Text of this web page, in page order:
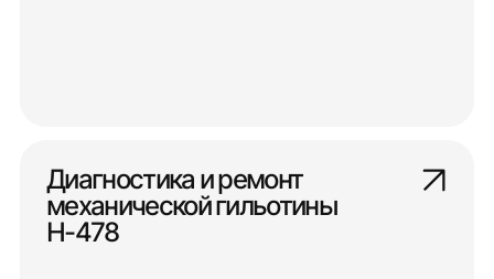
Диагностика и ремонт
механической гильотины
Н-478